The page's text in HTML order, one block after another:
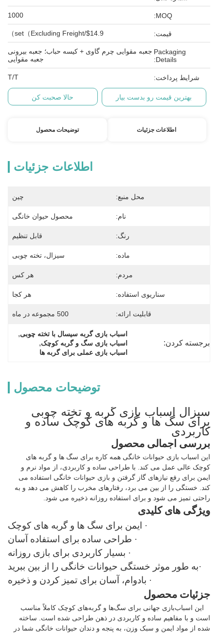
MOQ:
1000
قیمت: $14.9/set（Excluding Freight）
Packaging
Details:
جعبه مقوایی چرم گاوی + کیسه حباب؛ جعبه بیرونی
جعبه مقوایی
شرایط پرداخت: T/T
بهترین قیمت رو بدست بیار حالا صحبت کن
اطلاعات جزئیات توضیحات محصول
اطلاعات جزئیات
محل منبع: چین
نام: محصول حیوان خانگی
رنگ: قابل تنظیم
ماده: سیزال، تخته چوبی
مردم: هر کس
سناریوی استفاده: هر کجا
قابلیت ارائه: 500 مجموعه در ماه
برجسته کردن:
اسباب بازی گربه سیسال با تخته چوبی,
اسباب بازی سگ و گربه کوچک,
اسباب بازی عملی برای گربه ها
توضیحات محصول
سیزال اسباب بازی گربه و تخته چوبی
برای سگ ها و گربه های کوچک ساده و
کاربردی
بررسی اجمالی محصول
این اسباب بازی حیوانات خانگی همه کاره برای سگ ها و گربه های
کوچک عالی عمل می کند. با طراحی ساده و کاربردی، از مواد نرم و
ایمن برای رفع نیازهای گاز گرفتن و بازی حیوانات خانگی استفاده می
کند. خستگی را از بین می برد، رفتارهای مخرب را کاهش می دهد و به
راحتی تمیز می شود و برای استفاده روزانه ذخیره می شود.
ویژگی های کلیدی
· ایمن برای سگ ها و گربه های کوچک
· طراحی ساده برای استفاده آسان
· بسیار کاربردی برای بازی روزانه
·به طور موثر خستگی حیوانات خانگی را از بین ببرید
· بادوام، آسان برای تمیز کردن و ذخیره
جزئیات محصول
این اسباب‌بازی جهانی برای سگ‌ها و گربه‌های کوچک کاملاً مناسب
است و با مفاهیم ساده و کاربردی در ذهن طراحی شده است. ساخته
شده از مواد ایمن و سبک وزن، به پنجه و دندان حیوانات خانگی شما در